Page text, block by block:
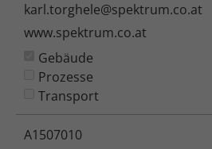
karl.torghele@spektrum.co.at
www.spektrum.co.at
Gebäude
Prozesse
Transport
A1507010